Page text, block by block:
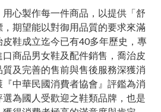
心製作每一件商品，以提供「舒
期望能以對御用品質的要求來滿
鞋成立迄今已有40多年歷史，專
商品男女鞋及配件銷售，喬治皮
及完善的售前與售後服務深獲消
中華民國消費者協會』評鑑為消
為國人受歡迎之鞋類品牌，也是